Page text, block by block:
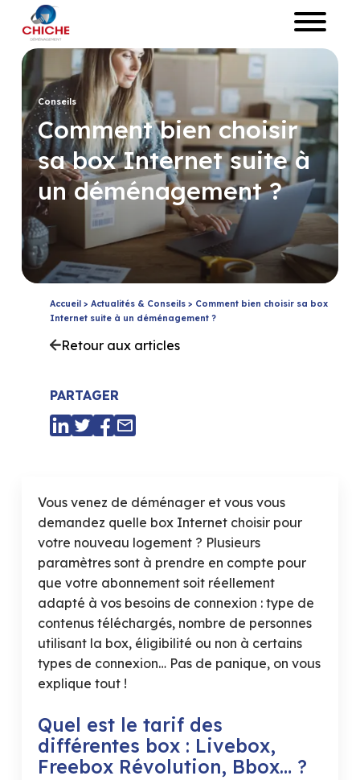
Conseils
Comment bien choisir
sa box Internet suite à
un déménagement ?
Accueil >Actualités & Conseils > Comment bien choisir sa box
Internet suite à un déménagement ?
Retour aux articles
PARTAGER
Vous venez de déménager et vous vous
demandez quelle box Internet choisir pour
votre nouveau logement ? Plusieurs
paramètres sont à prendre en compte pour
que votre abonnement soit réellement
adapté à vos besoins de connexion : type de
contenus téléchargés, nombre de personnes
utilisant la box, éligibilité ou non à certains
types de connexion… Pas de panique, on vous
explique tout !
Quel est le tarif des
différentes box : Livebox,
Freebox Révolution, Bbox… ?